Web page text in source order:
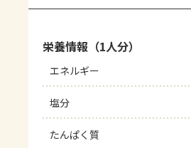
栄養情報（1人分）
エネルギー
塩分
たんぱく質